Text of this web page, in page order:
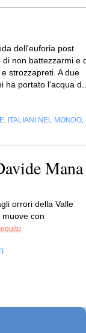
dell'euforia post
non battezzarmi e
strozzapreti. A due
ha portato l'acqua
ITALIANI NEL MONDO
Mana
orrori della Valle
con